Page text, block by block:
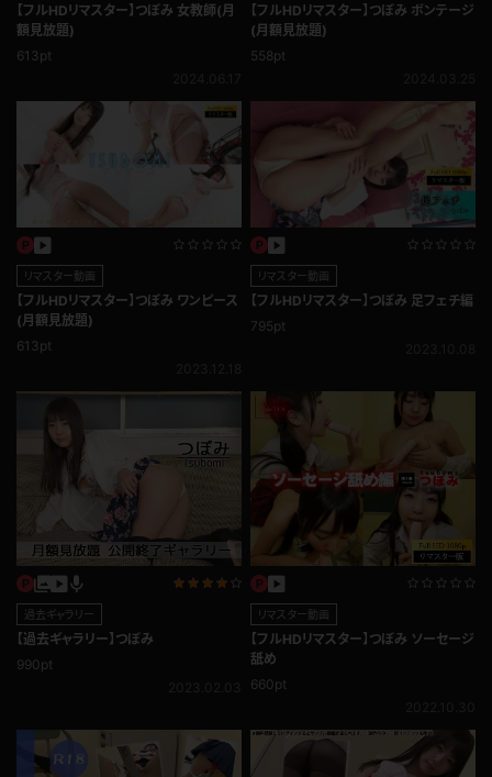
【フルHDリマスター】つぼみ 女教師(月
額見放題)
613pt
【フルHDリマスター】つぼみ ボンテージ
(月額見放題)
558pt
リマスター動画
【フルHDリマスター】つぼみ ワンピース
(月額見放題)
613pt
リマスター動画
【フルHDリマスター】つぼみ 足フェチ編
795pt
過去ギャラリー
【過去ギャラリー】つぼみ
990pt
リマスター動画
【フルHDリマスター】つぼみ ソーセージ
舐め
660pt